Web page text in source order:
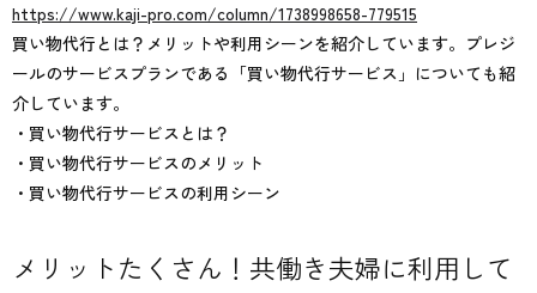
https://www.kaji-pro.com/column/1738998658-779515
買い物代行とは？メリットや利用シーンを紹介しています。プレジ
ールのサービスプランである「買い物代行サービス」についても紹
介しています。
・買い物代行サービスとは？
・買い物代行サービスのメリット
・買い物代行サービスの利用シーン
メリットたくさん！共働き夫婦に利用して